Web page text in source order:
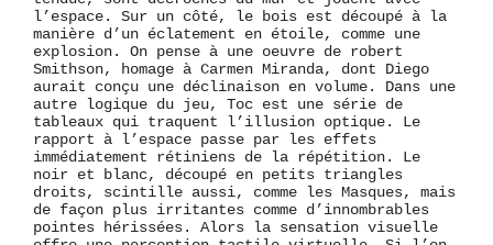
l’espace. Sur un côté, le bois est découpé à la
manière d’un éclatement en étoile, comme une
explosion. On pense à une oeuvre de robert
Smithson, homage à Carmen Miranda, dont Diego
aurait conçu une déclinaison en volume. Dans une
autre logique du jeu, Toc est une série de
tableaux qui traquent l’illusion optique. Le
rapport à l’espace passe par les effets
immédiatement rétiniens de la répétition. Le
noir et blanc, découpé en petits triangles
droits, scintille aussi, comme les Masques, mais
de façon plus irritantes comme d’innombrables
pointes hérissées. Alors la sensation visuelle